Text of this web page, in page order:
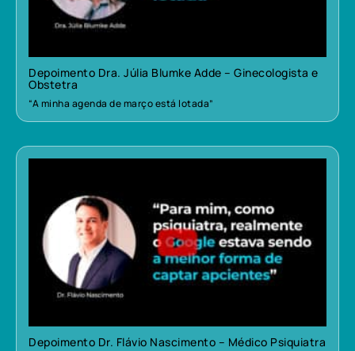
Depoimento Dra. Júlia Blumke Adde – Ginecologista e
Obstetra
“A minha agenda de março está lotada”
Depoimento Dr. Flávio Nascimento – Médico Psiquiatra